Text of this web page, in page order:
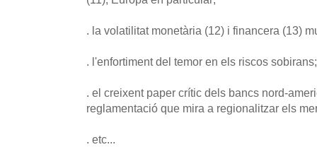
. la volatilitat monetària (12) i financera (13)
. l'enfortiment del temor en els riscos sobirans;
. el creixent paper crític dels bancs nord-
reglamentació que mira a regionalitzar els
. etc...